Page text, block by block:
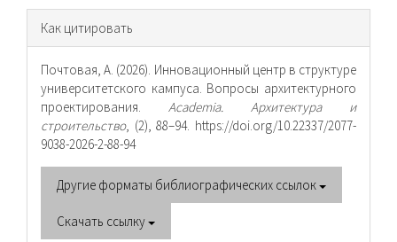
Информация
о статье
Как цитировать
Почтовая, А. (2026). Инновационный центр в структуре
университетского кампуса. Вопросы архитектурного
проектирования. Academia. Архитектура и
строительство, (2), 88–94. https://doi.org/10.22337/2077-
9038-2026-2-88-94
Другие форматы библиографических ссылок
Скачать ссылку